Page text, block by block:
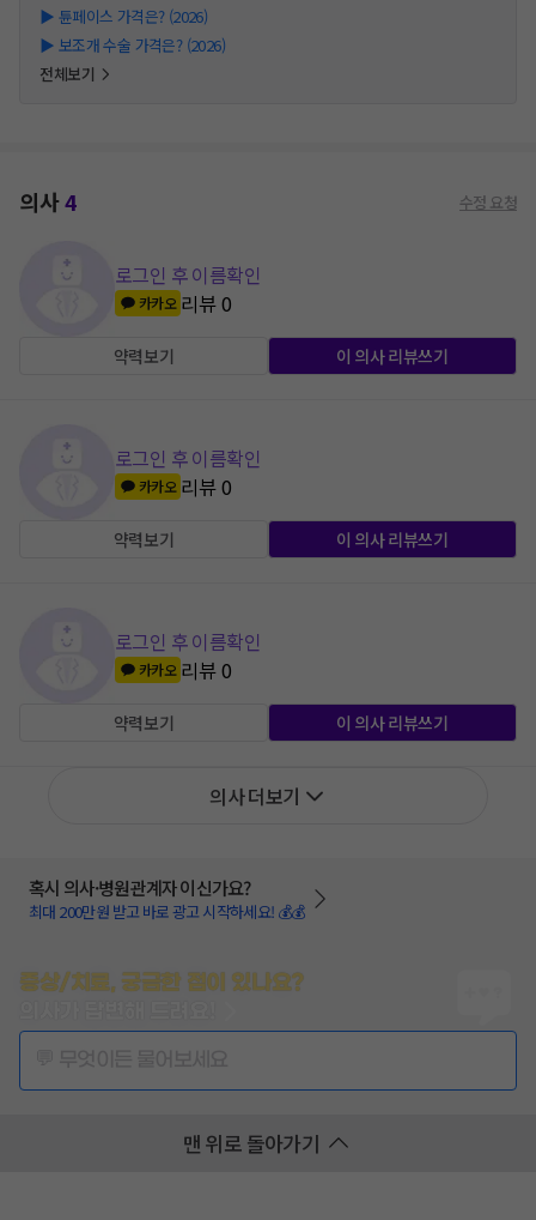
▶ 튠페이스 가격은? (2026)
▶ 보조개 수술 가격은? (2026)
전체보기
의사4 수정 요청
로그인 후 이름확인
카카오 리뷰0
약력보기 이 의사 리뷰쓰기
로그인 후 이름확인
카카오 리뷰0
약력보기 이 의사 리뷰쓰기
로그인 후 이름확인
카카오 리뷰0
약력보기 이 의사 리뷰쓰기
의사 더보기
혹시 의사·병원관계자 이신가요?
최대 200만원 받고 바로 광고 시작하세요! 💰💰
증상/치료, 궁금한 점이 있나요?
맨 위로 돌아가기